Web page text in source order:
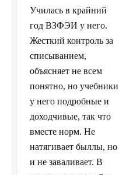
Училась в крайний
год ВЗФЭИ у него.
Жесткий контроль за
списыванием,
объясняет не всем
понятно, но учебники
у него подробные и
доходчивые, так что
вместе норм. Не
натягивает быллы, но
и не заваливает. В